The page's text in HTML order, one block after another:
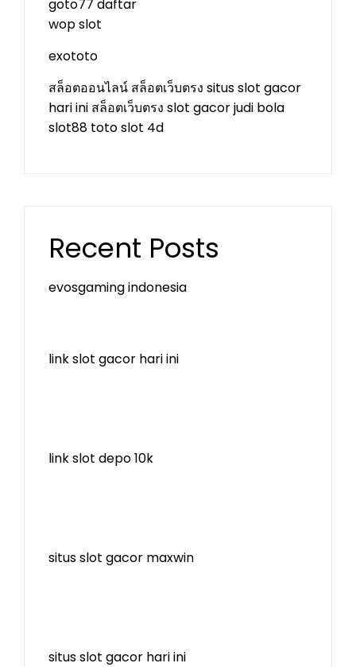
goto77 daftar
wop slot
exototo
สล็อตออนไลน์ สล็อตเว็บตรง situs slot gacor
hari ini สล็อตเว็บตรง slot gacorjudi bola
slot88 toto slot 4d
Recent Posts
evosgaming indonesia
link slot gacor hari ini
link slot depo 10k
situs slot gacor maxwin
situs slot gacor hari ini